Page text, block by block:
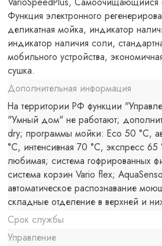
Функция электронного
деликатная мойка, индикатор
индикатор наличия соли,
мобильного устройства,
сушка.
Дополнительная информация
На территории РФ функции
"Умный дом" не работают;
dry; программы мойки: Eco 50 °C,
°C, интенсивная 70 °C, экспресс
любимая; система гофрированных
система корзин Vario flex;
автоматическое распознавание
складные отделение в верхней и
Срок службы
Управление